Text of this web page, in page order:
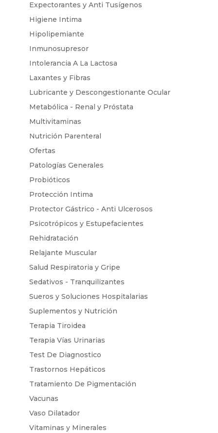
Expectorantes y Anti Tusígenos
Higiene Intima
Hipolipemiante
Inmunosupresor
Intolerancia A La Lactosa
Laxantes y Fibras
Lubricante y Descongestionante Ocular
Metabólica - Renal y Próstata
Multivitaminas
Nutrición Parenteral
Ofertas
Patologías Generales
Probióticos
Protección Intima
Protector Gástrico - Anti Ulcerosos
Psicotrópicos y Estupefacientes
Rehidratación
Relajante Muscular
Salud Respiratoria y Gripe
Sedativos - Tranquilizantes
Sueros y Soluciones Hospitalarias
Suplementos y Nutrición
Terapia Tiroidea
Terapia Vías Urinarias
Test De Diagnostico
Trastornos Hepáticos
Tratamiento De Pigmentación
Vacunas
Vaso Dilatador
Vitaminas y Minerales